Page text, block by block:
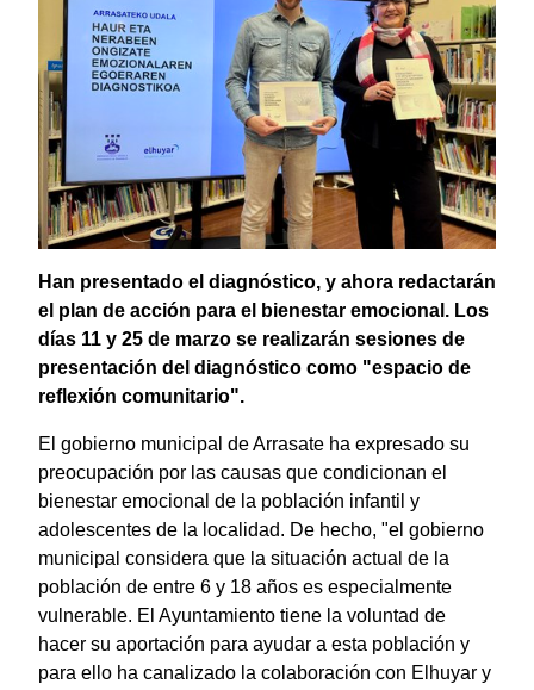
Han presentado el diagnóstico, y ahora redactarán
el plan de acción para el bienestar emocional. Los
días 11 y 25 de marzo se realizarán sesiones de
presentación del diagnóstico como "espacio de
reflexión comunitario".
El gobierno municipal de Arrasate ha expresado su
preocupación por las causas que condicionan el
bienestar emocional de la población infantil y
adolescentes de la localidad. De hecho, "el gobierno
municipal considera que la situación actual de la
población de entre 6 y 18 años es especialmente
vulnerable. El Ayuntamiento tiene la voluntad de
hacer su aportación para ayudar a esta población y
para ello ha canalizado la colaboración con Elhuyar y